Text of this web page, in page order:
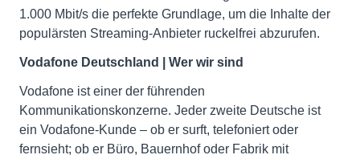
1.000 Mbit/s die perfekte Grundlage, um die Inhalte der
populärsten Streaming-Anbieter ruckelfrei abzurufen.
Vodafone Deutschland | Wer wir sind
Vodafone ist einer der führenden
Kommunikationskonzerne. Jeder zweite Deutsche ist
ein Vodafone-Kunde – ob er surft, telefoniert oder
fernsieht; ob er Büro, Bauernhof oder Fabrik mit